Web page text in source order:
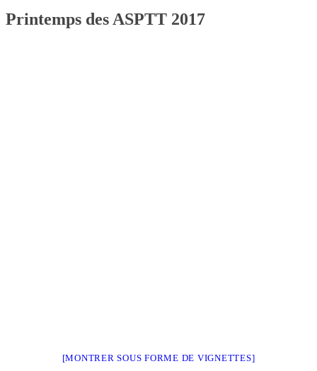
Printemps des ASPTT 2017
[MONTRER SOUS FORME DE VIGNETTES]